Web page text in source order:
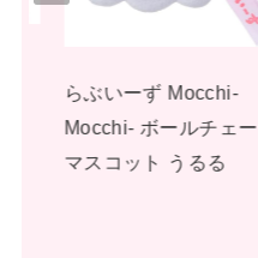
らぶいーず Mocchi-
Mocchi- ぬいぐるみL ぴ
ょんちー ぬいぐるみ